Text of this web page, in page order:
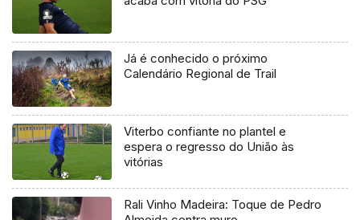
Já é conhecido o próximo
Calendário Regional de Trail
Viterbo confiante no plantel e
espera o regresso do União às
vitórias
Rali Vinho Madeira: Toque de Pedro